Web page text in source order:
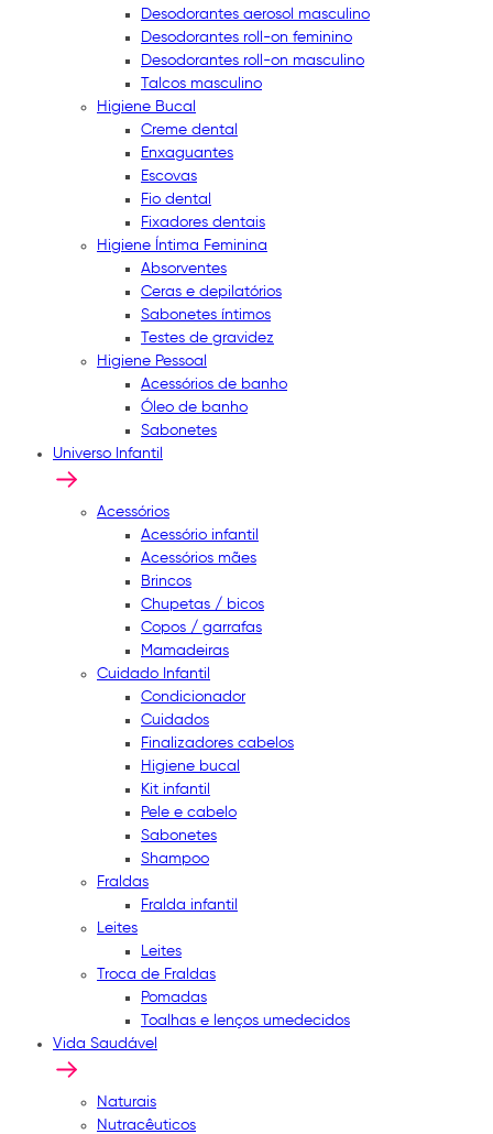
Desodorantes aerosol masculino
Desodorantes roll-on feminino
Desodorantes roll-on masculino
Talcos masculino
Higiene Bucal
Creme dental
Enxaguantes
Escovas
Fio dental
Fixadores dentais
Higiene Íntima Feminina
Absorventes
Ceras e depilatórios
Sabonetes íntimos
Testes de gravidez
Higiene Pessoal
Acessórios de banho
Óleo de banho
Sabonetes
Universo Infantil
Acessórios
Acessório infantil
Acessórios mães
Brincos
Chupetas / bicos
Copos / garrafas
Mamadeiras
Cuidado Infantil
Condicionador
Cuidados
Finalizadores cabelos
Higiene bucal
Kit infantil
Pele e cabelo
Sabonetes
Shampoo
Fraldas
Fralda infantil
Leites
Leites
Troca de Fraldas
Pomadas
Toalhas e lenços umedecidos
Vida Saudável
Naturais
Nutracêuticos